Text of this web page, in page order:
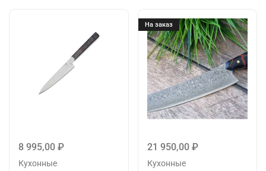
8 995,00 ₽
Кухонные
На заказ
21 950,00 ₽
Кухонные